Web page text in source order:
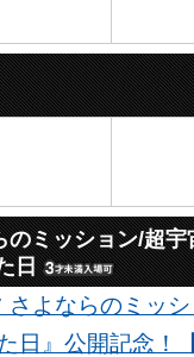
ミッション/超
日
よならのミッ
日』公開記念！